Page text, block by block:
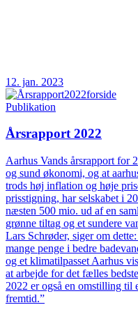
12. jan. 2023
Publikation
Årsrapport 2022
Aarhus Vands årsrapport for
og sund økonomi, og at
trods høj inflation og høje
prisstigning, har selskabet i
næsten 500 mio. ud af en
grønne tiltag og et sundere
Lars Schrøder, siger om
mange penge i bedre
og et klimatilpasset Aarhus
at arbejde for det fælles
2022 er også en omstilling til
fremtid.”